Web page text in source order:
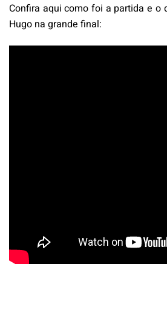
Confira aqui como foi a partida e o
Hugo na grande final: